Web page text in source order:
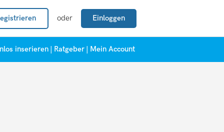
oder Einloggen
inserieren Ratgeber Mein Account